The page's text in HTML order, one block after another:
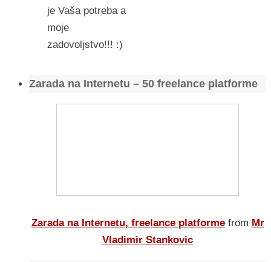
je Vaša potreba a
moje
zadovoljstvo!!! :)
Zarada na Internetu – 50 freelance platforme
Zarada na Internetu, freelance platforme from Mr
Vladimir Stankovic